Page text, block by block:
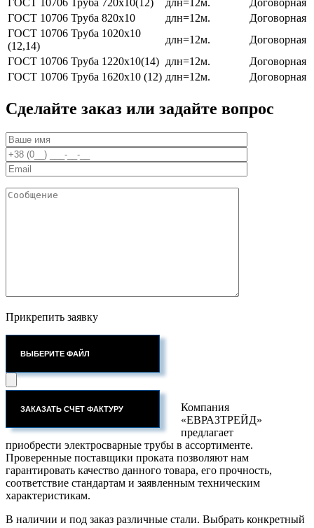
ГОСТ 10706 Труба 820х10
длн=12м.
Договорная
ГОСТ 10706 Труба 1020х10
(12,14)
длн=12м.
Договорная
ГОСТ 10706 Труба 1220х10(14) длн=12м.
Договорная
ГОСТ 10706 Труба 1620х10 (12) длн=12м. Договорная
Сделайте заказ или задайте вопрос
Прикрепить заявку
ВЫБЕРИТЕ ФАЙЛ
Компания
«ЕВРАЗТРЕЙД»
предлагает
приобрести электросварные трубы в ассортименте.
Проверенные поставщики проката позволяют нам
гарантировать качество данного товара, его прочность,
соответствие стандартам и заявленным техническим
характеристикам.
В наличии и под заказ различные стали. Выбрать конкретный